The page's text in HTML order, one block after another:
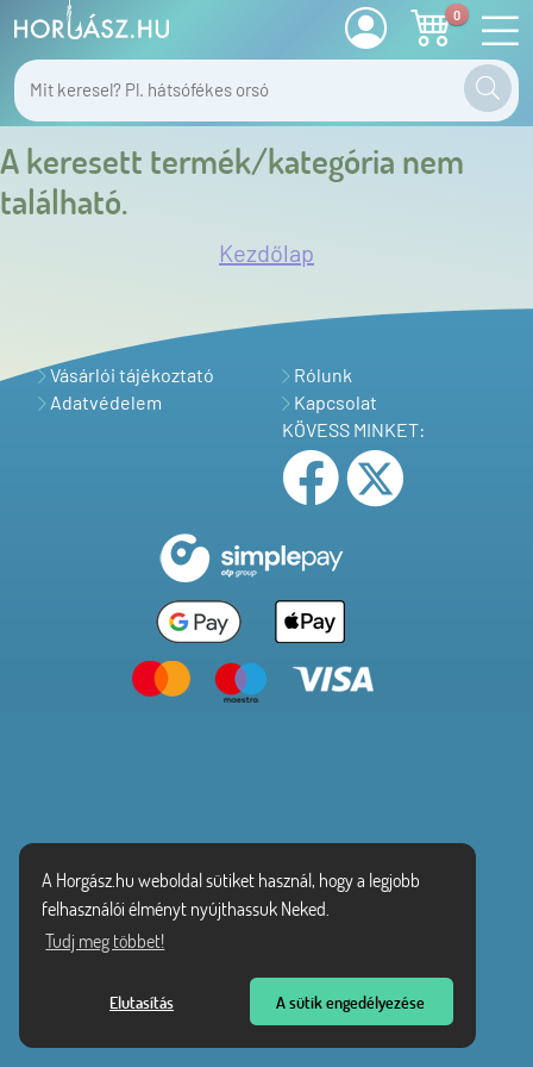
A Horgász.hu weboldal sütiket használ, hogy a legjobb
felhasználói élményt nyújthassuk Neked.
Tudj meg többet!
Elutasítás A sütik engedélyezése
0
A keresett termék/kategória nem
található.
Kezdőlap
Vásárlói tájékoztató
Adatvédelem
Rólunk
Kapcsolat
KÖVESS MINKET: